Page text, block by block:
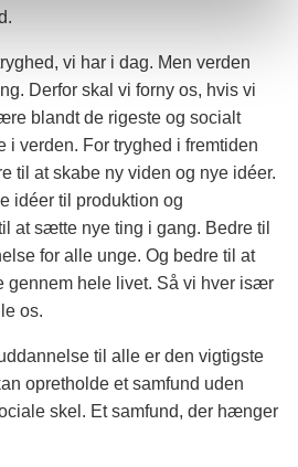
vi har i dag. Men verden
Derfor skal vi forny os, hvis vi
blandt de rigeste og socialt
i verden. For tryghed i fremtiden
til at skabe ny viden og nye idéer.
idéer til produktion og
at sætte nye ting i gang. Bedre til
for alle unge. Og bedre til at
gennem hele livet. Så vi hver især
os.
til alle er den vigtigste
opretholde et samfund uden
skel. Et samfund, der hænger